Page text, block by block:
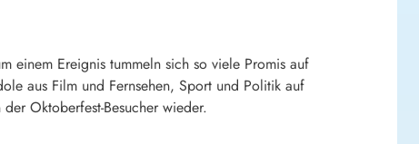
einem Ereignis tummeln sich so viele Promis auf
aus Film und Fernsehen, Sport und Politik auf
Oktoberfest-Besucher wieder.